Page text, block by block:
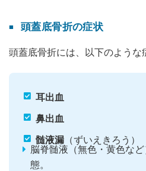
頭蓋底骨折の症状
頭蓋底骨折には、以下のような
耳出血
鼻出血
髄液漏 （ずいえきろう）
脳脊髄液（無色・黄色な
態。